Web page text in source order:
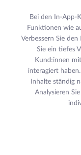
Bei den In-App-
Funktionen wie
Verbessern Sie
Sie ein tiefes
Kund:innen
interagiert
Inhalte ständig
Analysieren